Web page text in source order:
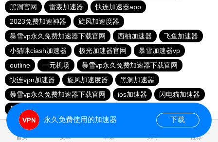
黑洞官网
雷轰加速器
快连加速器app
2023免费加速神器
旋风加速度器
暴雪vp永久免费加速器下载官网
西柚加速器
飞鱼加速器
小猫咪ciash加速器
极光加速器官网
暴雪加速器vp
outline
一元机场
暴雪vp永久免费加速器下载官网
快连vρn加速器
旋风加速度器
黑洞加速噐
暴雪vp永久免费加速器下载官网
ios加速器
闪电猫加速器
暴雪vp永久免费加速器下载官网
首页 安卓 苹果 排行 推荐
永久免费使用的加速器 下载
0.049963s